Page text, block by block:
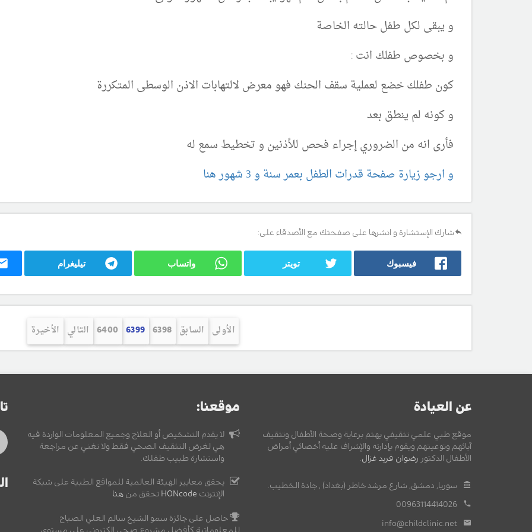
و يبقى لكل طفل حالته الخاصة
و بخصوص طفلك انت :
كون طفلك خضع لعملية سقف الحنك فهو معرض لالتهابات الاذن الوسطى المتكررة
و كونه لم ينطق بعد
فأرى انه من الضروري إجراء فحص للأذنين و تخطيط سمع له
و ارجو زيارة صفحة قدرات الطفل بعمر سنة و 3 شهور هنا
شارك الإستشارة و انشرها على صفحتك مع الأصدقاء على:
فيسبوك تويتر واتساب تيليغرام
الأولى السابق 6398
6399
6400 التالي الأخيرة
عن العيادة
موقع طبي علمي تثقيفي يهتم برعاية وصحة الأطفال وتثقيف
آبائهم وتوعيتهم ويقوم بإدارته والإشراف عليه أخصائي أمراض
الأطفال الدكتور رضوان فريد غزال
سوريا, دمشق, شارع مرشد خاطر (بغداد) , جادة الخطيب.
00963114414026
info@childclinic.net
موقعنا:
لا يقدم التشخيص أو العلاج وجميع المعلومات الواردة فيه
هي لغرض التثقيف الصحي فقط ولا تغني عن مراجعة
واستشارة طبيب طفلك.
يحقق معايير الهيئة العالمية للمواقع الطبية على شبكة
الإنترنت HONcode تحقق من هنا
حاصل على جائزة سمو الشيخ سالم العلي الصباح
للمعلوماتية كأفضل مشروع صحي إلكتروني على مستوى